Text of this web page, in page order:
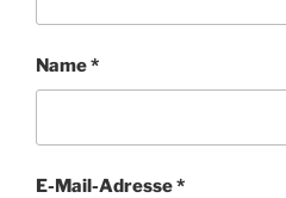
Name*
E-Mail-Adresse*